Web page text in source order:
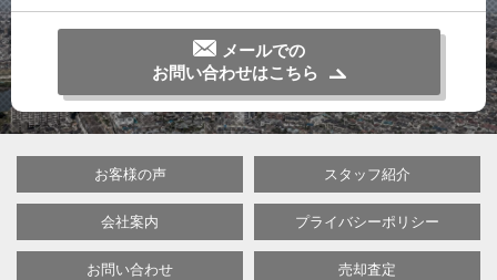
メールでの
お問い合わせはこちら
お客様の声 スタッフ紹介
会社案内 プライバシーポリシー
お問い合わせ 売却査定